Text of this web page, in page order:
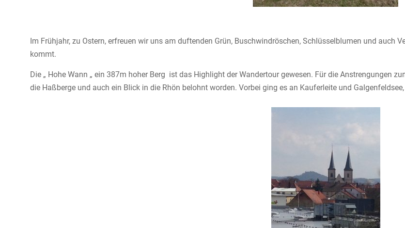
Im Frühjahr, zu Ostern, erfreuen wir uns am duftenden Grün, Buschwindröschen, Schlüsselblumen und auch
kommt.
Die „ Hohe Wann „ ein 387m hoher Berg ist das Highlight der Wandertour gewesen. Für die Anstrengungen
die Haßberge und auch ein Blick in die Rhön belohnt worden. Vorbei ging es an Kauferleite und